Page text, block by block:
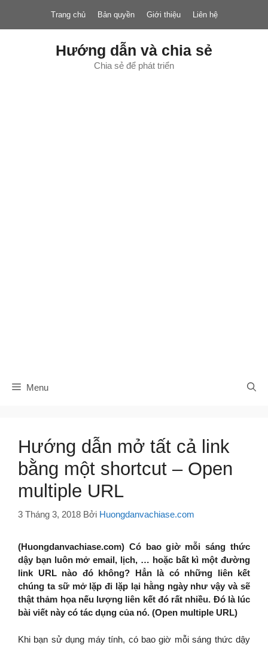
nội
Trang chủ Bản quyền Giới thiệu Liên hệ
Hướng dẫn và chia sẻ
Chia sẻ để phát triển
Menu
Hướng dẫn mở tất cả link
bằng một shortcut – Open
multiple URL
3 Tháng 3, 2018 Bởi Huongdanvachiase.com
(Huongdanvachiase.com) Có bao giờ mỗi sáng thức
dậy bạn luôn mở email, lịch, … hoặc bất kì một đường
link URL nào đó không? Hẳn là có những liên kết
chúng ta sữ mở lặp đi lặp lại hằng ngày như vậy và sẽ
thật thảm họa nếu lượng liên kết đó rất nhiều. Đó là lúc
bài viết này có tác dụng của nó. (Open multiple URL)
Khi bạn sử dụng máy tính, có bao giờ mỗi sáng thức dậy